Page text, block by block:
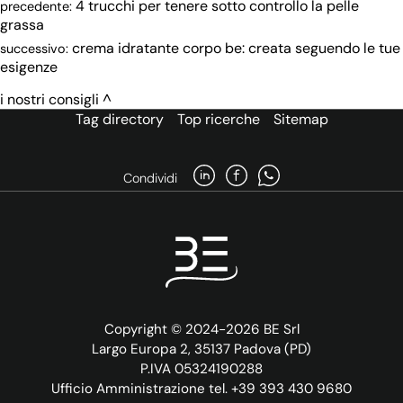
precedente: 4 trucchi per tenere sotto controllo la pelle
grassa
successivo: crema idratante corpo be: creata seguendo le tue
esigenze
i nostri consigli
Tag directory
Top ricerche Sitemap
Condividi
Copyright © 2024-2026 BE Srl
Largo Europa 2, 35137 Padova (PD)
P.IVA 05324190288
Ufficio Amministrazione tel. +39 393 430 9680